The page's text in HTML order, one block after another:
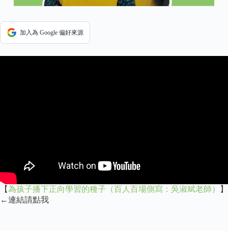
加入為 Google 偏好來源
【為孩子播下正向學習的種子（百人百場側寫：吳淑斌老師）
】
←連結請點我